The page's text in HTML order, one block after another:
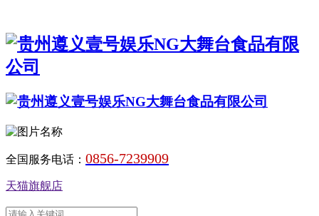
全国服务电话： 0856-7239909
天猫旗舰店